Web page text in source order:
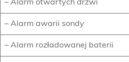
– Alarm otwartych drzwi
– Alarm awarii sondy
– Alarm rozładowanej baterii